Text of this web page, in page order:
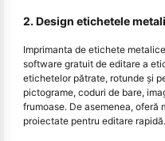
2. Design etichetele
Imprimanta de etichete
software gratuit de editare a
etichetelor pătrate, rotunde și
pictograme, coduri de bare,
frumoase. De asemenea,
proiectate pentru editare rapidă.